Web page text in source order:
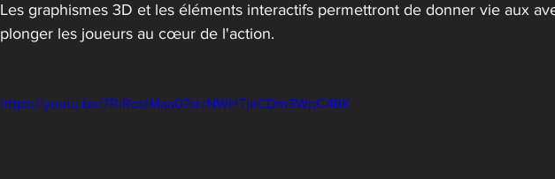
Les graphismes 3D et les éléments interactifs permettront de donner vie aux
plonger les joueurs au cœur de l'action.
https://youtu.be/7RiRoslMaa0?si=NWHTjkCDm3WpC46K